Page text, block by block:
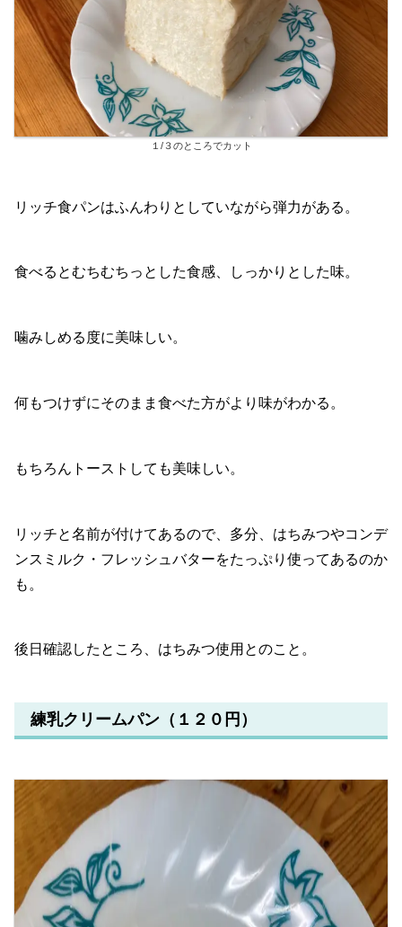
１/３のところでカット
リッチ食パンはふんわりとしていながら弾力がある。
食べるとむちむちっとした食感、しっかりとした味。
噛みしめる度に美味しい。
何もつけずにそのまま食べた方がより味がわかる。
もちろんトーストしても美味しい。
リッチと名前が付けてあるので、多分、はちみつやコンデ
ンスミルク・フレッシュバターをたっぷり使ってあるのか
も。
後日確認したところ、はちみつ使用とのこと。
練乳クリームパン（１２０円）